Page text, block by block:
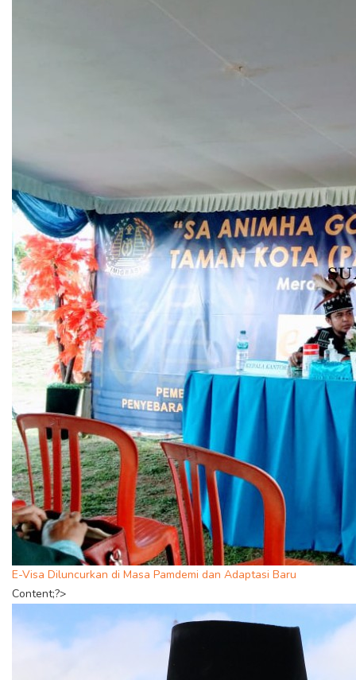
E-Visa Diluncurkan di Masa Pamdemi dan Adaptasi Baru
Content;?>